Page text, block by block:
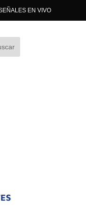
EN VIVO